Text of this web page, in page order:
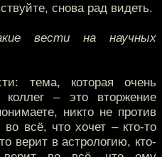
снова рад видеть.
вести на научных
тема, которая очень
– это вторжение
никто не против
всё, что хочет – кто-то
верит в астрологию, кто-